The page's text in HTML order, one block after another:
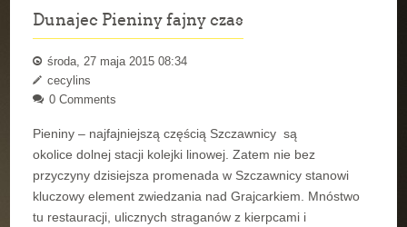
Dunajec Pieniny fajny czas
środa, 27 maja 2015 08:34
cecylins
0 Comments
Pieniny – najfajniejszą częścią Szczawnicy są
okolice dolnej stacji kolejki linowej. Zatem nie bez
przyczyny dzisiejsza promenada w Szczawnicy stanowi
kluczowy element zwiedzania nad Grajcarkiem. Mnóstwo
tu restauracji, ulicznych straganów z kierpcami i